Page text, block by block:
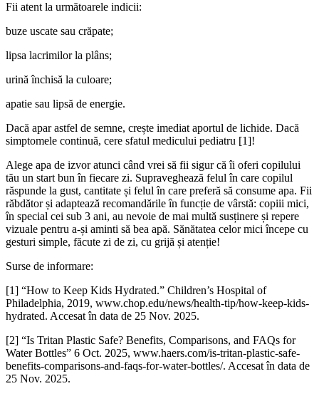
Fii atent la următoarele indicii:
buze uscate sau crăpate;
lipsa lacrimilor la plâns;
urină închisă la culoare;
apatie sau lipsă de energie.
Dacă apar astfel de semne, crește imediat aportul de lichide. Dacă
simptomele continuă, cere sfatul medicului pediatru [1]!
Alege apa de izvor atunci când vrei să fii sigur că îi oferi copilului
tău un start bun în fiecare zi. Supraveghează felul în care copilul
răspunde la gust, cantitate și felul în care preferă să consume apa. Fii
răbdător și adaptează recomandările în funcție de vârstă: copiii mici,
în special cei sub 3 ani, au nevoie de mai multă susținere și repere
vizuale pentru a-și aminti să bea apă. Sănătatea celor mici începe cu
gesturi simple, făcute zi de zi, cu grijă și atenție!
Surse de informare:
[1] “How to Keep Kids Hydrated.” Children’s Hospital of
Philadelphia, 2019, www.chop.edu/news/health-tip/how-keep-kids-
hydrated. Accesat în data de 25 Nov. 2025.
‌[2] “Is Tritan Plastic Safe? Benefits, Comparisons, and FAQs for
Water Bottles” 6 Oct. 2025, www.haers.com/is-tritan-plastic-safe-
benefits-comparisons-and-faqs-for-water-bottles/. Accesat în data de
25 Nov. 2025.